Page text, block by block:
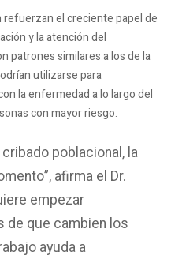
el creciente papel de
y la atención del
patrones similares a los de la
utilizarse para
la enfermedad a lo largo del
con mayor riesgo.
poblacional, la
afirma el Dr.
empezar
de que cambien los
ayuda a